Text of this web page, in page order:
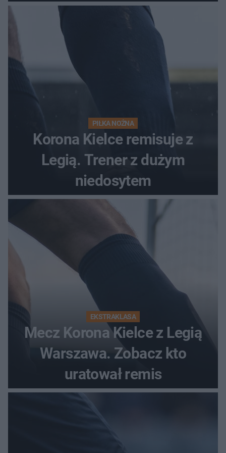
PIŁKA NOŻNA
Korona Kielce remisuje z
Legią. Trener z dużym
niedosytem
EKSTRAKLASA
Mecz Korona Kielce z Legią
Warszawa. Zobacz kto
uratował remis